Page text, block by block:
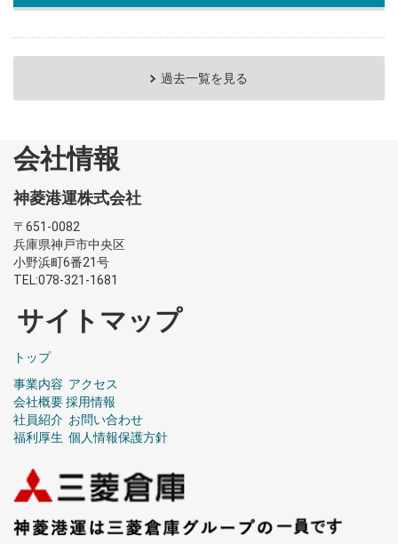
過去一覧を見る
会社情報
神菱港運株式会社
〒651-0082
兵庫県神戸市中央区
小野浜町6番21号
TEL:078-321-1681
サイトマップ
トップ
事業内容 アクセス
会社概要採用情報
社員紹介 お問い合わせ
福利厚生 個人情報保護方針